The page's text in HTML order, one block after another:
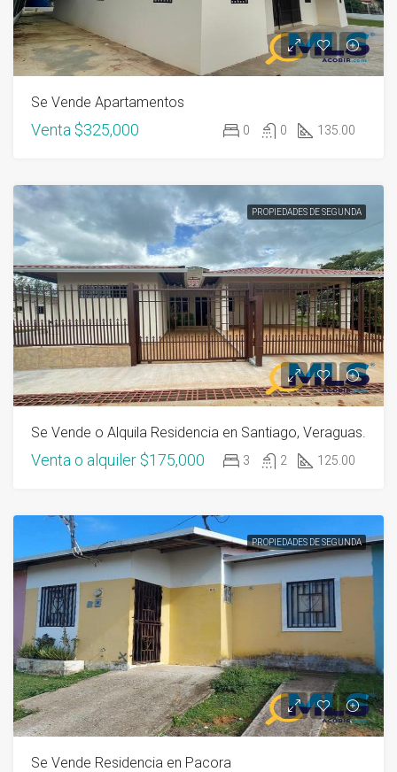
Se Vende Apartamentos
Venta $325,000 0 0 135.00
PROPIEDADES DE SEGUNDA
Se Vende o Alquila Residencia en Santiago, Veraguas.
Venta o alquiler $175,000 3 2 125.00
PROPIEDADES DE SEGUNDA
Se Vende Residencia en Pacora